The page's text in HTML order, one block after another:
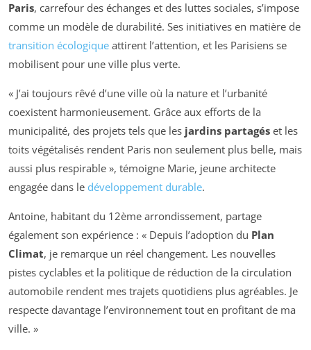
Paris, carrefour des échanges et des luttes sociales, s’impose
comme un modèle de durabilité. Ses initiatives en matière de
transition écologique attirent l’attention, et les Parisiens se
mobilisent pour une ville plus verte.
« J’ai toujours rêvé d’une ville où la nature et l’urbanité
coexistent harmonieusement. Grâce aux efforts de la
municipalité, des projets tels que les jardins partagés et les
toits végétalisés rendent Paris non seulement plus belle, mais
aussi plus respirable », témoigne Marie, jeune architecte
engagée dans le développement durable.
Antoine, habitant du 12ème arrondissement, partage
également son expérience : « Depuis l’adoption du Plan
Climat, je remarque un réel changement. Les nouvelles
pistes cyclables et la politique de réduction de la circulation
automobile rendent mes trajets quotidiens plus agréables. Je
respecte davantage l’environnement tout en profitant de ma
ville. »